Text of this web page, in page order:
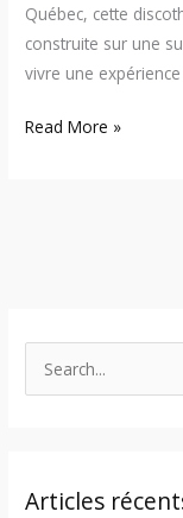
Québec, cette
construite sur une
vivre une
Read More »
c
Articles